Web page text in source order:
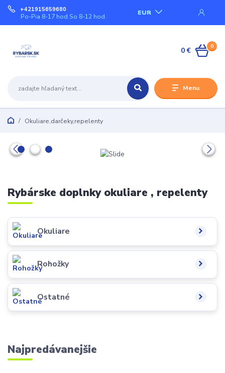
Menu
EUR
+421915659680
Po-Pia 8-17 hod.So 8-12 hod.
0
0 €
Okuliare,darčeky,repelenty
Rybárske doplnky okuliare , repelenty
Okuliare
Rohožky
Ostatné
Najpredávanejšie